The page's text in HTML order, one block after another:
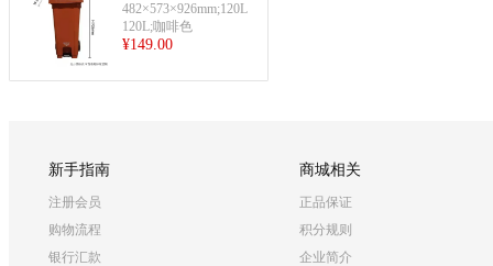
踏;120L咖啡色)
482×573×926mm;120L
120L;咖啡色
¥149.00
新手指南
注册会员
购物流程
银行汇款
商城相关
正品保证
积分规则
企业简介